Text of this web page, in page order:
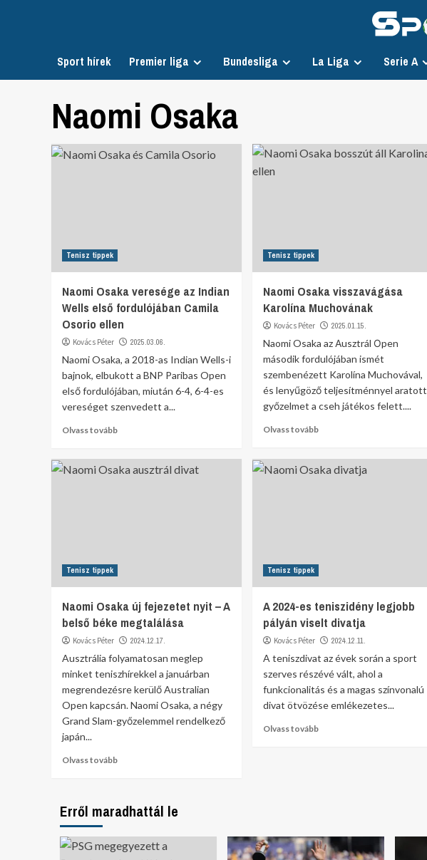
Sport hírek Premier liga Bundesliga La Liga Serie A
Naomi Osaka
Tenisz tippek
Naomi Osaka veresége az Indian
Wells első fordulójában Camila
Osorio ellen
Kovács Péter 2025.03.06.
Naomi Osaka, a 2018-as Indian Wells-i
bajnok, elbukott a BNP Paribas Open
első fordulójában, miután 6-4, 6-4-es
vereséget szenvedett a...
Olvass tovább
Tenisz tippek
Naomi Osaka visszavágása
Karolína Muchovának
Kovács Péter 2025.01.15.
Naomi Osaka az Аusztrál Оpen
második fordulójában ismét
szembenézett Karolína Muchovával,
és lenyűgöző teljesítménnyel aratott
győzelmet a cseh játékos felett....
Olvass tovább
Tenisz tippek
Naomi Osaka új fejezetet nyit – A
belső béke megtalálása
Kovács Péter 2024.12.17.
Ausztrália folyamatosan meglep
minket teniszhírekkel a januárban
megrendezésre kerülő Australian
Open kapcsán. Naomi Osaka, a négy
Grand Slam-győzelemmel rendelkező
japán...
Olvass tovább
Tenisz tippek
A 2024-es teniszidény legjobb
pályán viselt divatja
Kovács Péter 2024.12.11.
A teniszdivat az évek során a sport
szerves részévé vált, ahol a
funkcionalitás és a magas színvonalú
divat ötvözése emlékezetes...
Olvass tovább
Erről maradhattál le